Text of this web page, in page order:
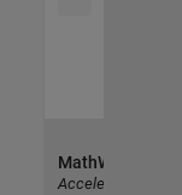
MathWorks
Accelerating